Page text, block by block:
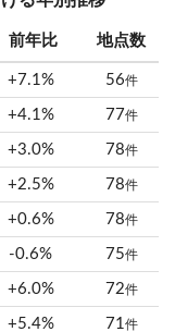
前年比 地点数
+7.1% 56件
+4.1% 77件
+3.0% 78件
+2.5% 78件
+0.6% 78件
-0.6% 75件
+6.0% 72件
+5.4% 71件